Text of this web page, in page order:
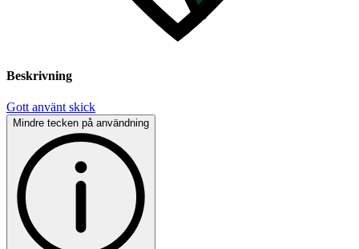
Beskrivning
Gott använt skick
Mindre tecken på användning